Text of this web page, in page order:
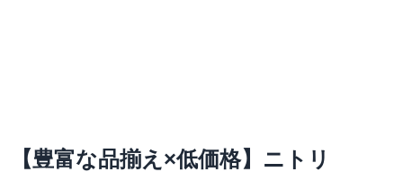
【豊富な品揃え×低価格】ニトリ